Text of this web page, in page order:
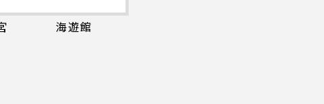
海遊館